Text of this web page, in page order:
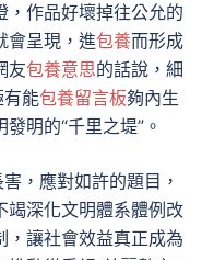
，作品好壞掉往公允的
會呈現，進包養而形成
友包養意思的話說，細
有能包養留言板夠內生
明的“千里之堤”。
，應對如許的題目，
竭深化文明體系體例改
，讓社會效益真正成為